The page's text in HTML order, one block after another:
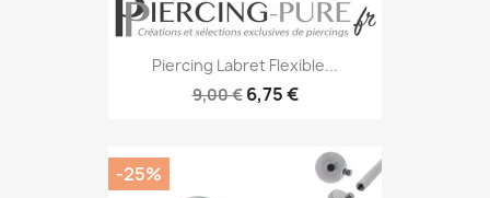
Piercing Labret Flexible...
9,00 € 6,75 €
-25%